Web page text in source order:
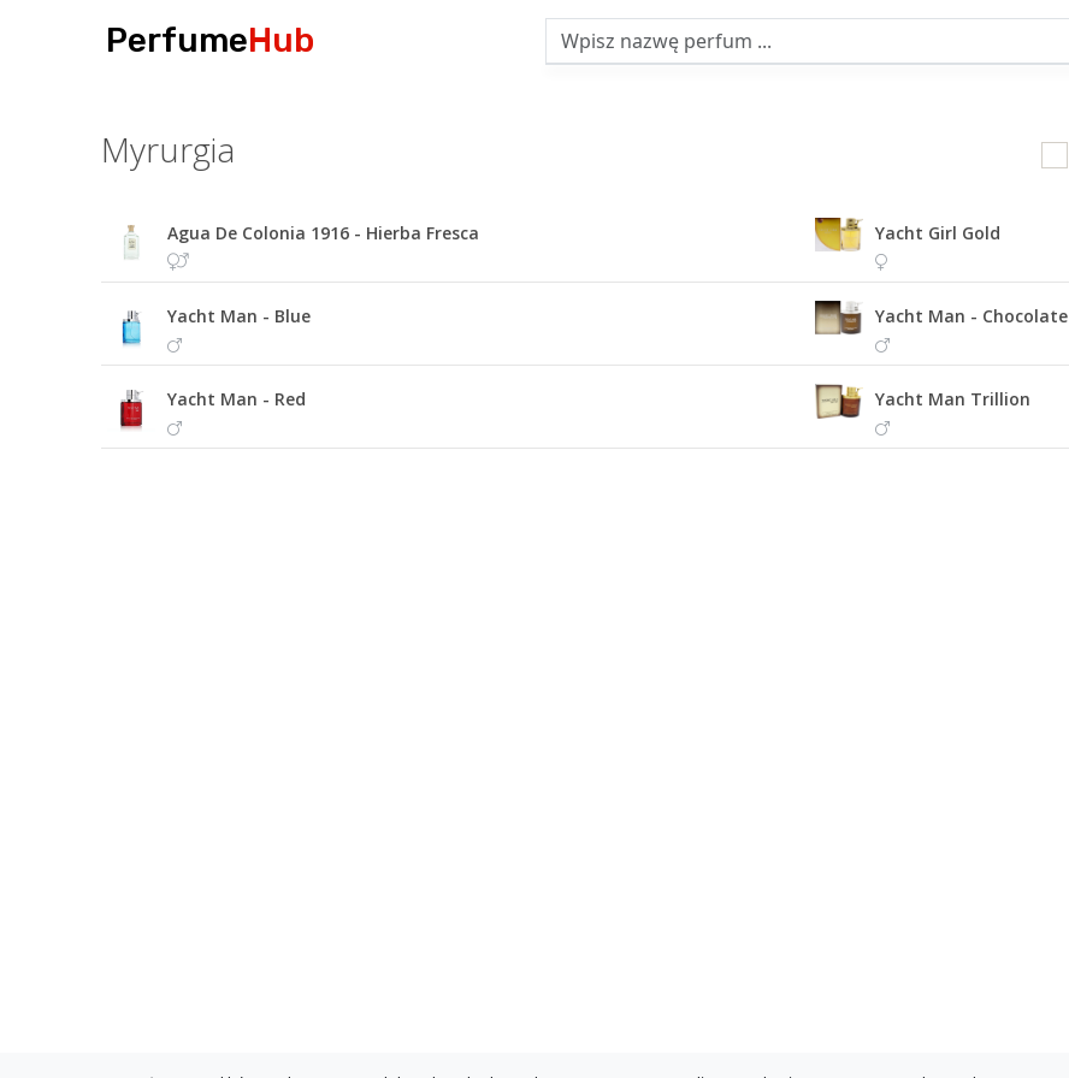
PerfumeHub
Myrurgia
Agua De Colonia 1916 - Hierba Fresca Yacht Girl Gold
Yacht Man - Blue Yacht Man - Chocolate
Yacht Man - Red Yacht Man Trillion